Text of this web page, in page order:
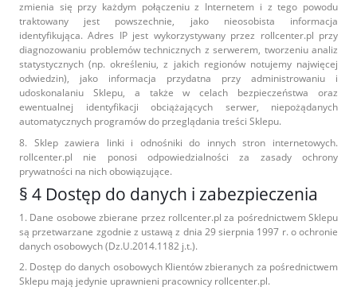
zmienia się przy każdym połączeniu z Internetem i z tego powodu
traktowany jest powszechnie, jako nieosobista informacja
identyfikująca. Adres IP jest wykorzystywany przez rollcenter.pl przy
diagnozowaniu problemów technicznych z serwerem, tworzeniu analiz
statystycznych (np. określeniu, z jakich regionów notujemy najwięcej
odwiedzin), jako informacja przydatna przy administrowaniu i
udoskonalaniu Sklepu, a także w celach bezpieczeństwa oraz
ewentualnej identyfikacji obciążających serwer, niepożądanych
automatycznych programów do przeglądania treści Sklepu.
8. Sklep zawiera linki i odnośniki do innych stron internetowych.
rollcenter.pl nie ponosi odpowiedzialności za zasady ochrony
prywatności na nich obowiązujące.
§ 4 Dostęp do danych i zabezpieczenia
1. Dane osobowe zbierane przez rollcenter.pl za pośrednictwem Sklepu
są przetwarzane zgodnie z ustawą z dnia 29 sierpnia 1997 r. o ochronie
danych osobowych (Dz.U.2014.1182 j.t.).
2. Dostęp do danych osobowych Klientów zbieranych za pośrednictwem
Sklepu mają jedynie uprawnieni pracownicy rollcenter.pl.